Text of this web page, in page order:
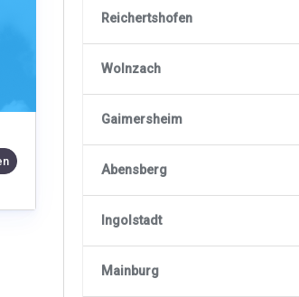
Reichertshofen
Wolnzach
Gaimersheim
Abensberg
Ingolstadt
Mainburg